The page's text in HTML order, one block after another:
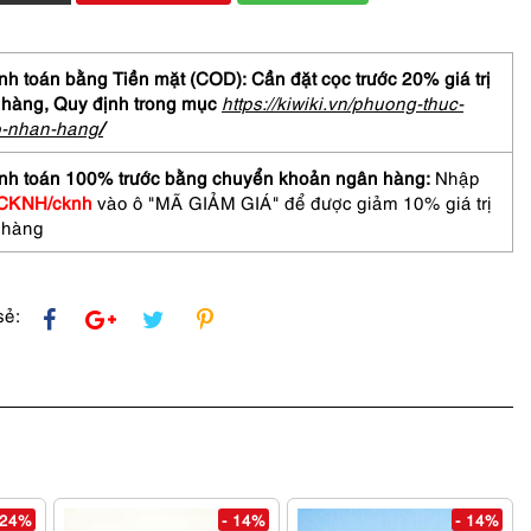
toán bằng Tiền mặt (COD): Cần đặt cọc trước 20% giá trị
Quy định trong mục https://kiwiki.vn/phuong-thuc-
nhan-hang/
toán 100% trước bằng chuyển khoản ngân hàng: Nhập
cknh vào ô "MÃ GIẢM GIÁ" để được giảm 10% giá trị
- 14% - 14%